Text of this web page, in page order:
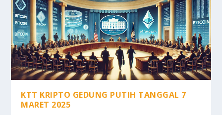
KTT KRIPTO GEDUNG PUTIH TANGGAL 7
MARET 2025